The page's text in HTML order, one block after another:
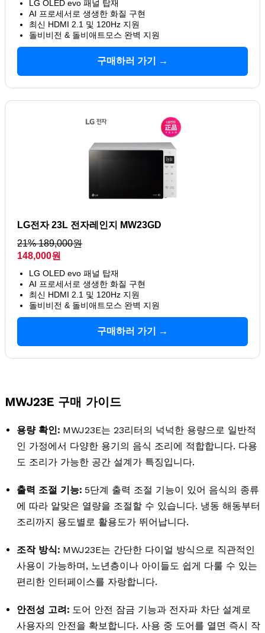
LG OLED evo 패널 탑재
AI 프로세서로 생생한 화질 구현
최신 HDMI 2.1 및 120Hz 지원
돌비비전 & 돌비애트모스 완벽 지원
구매하러 가기 →
LG전자 23L 전자레인지 MW23GD
21% 189,000원
148,000원
LG OLED evo 패널 탑재
AI 프로세서로 생생한 화질 구현
최신 HDMI 2.1 및 120Hz 지원
돌비비전 & 돌비애트모스 완벽 지원
구매하러 가기 →
MWJ23E 구매 가이드
용량 확인: MWJ23E는 23리터의 넉넉한 용량으로 일반적
인 가정에서 다양한 용기의 음식 조리에 적합합니다. 다용
도 조리가 가능한 공간 설계가 특징입니다.
출력 조절 기능: 5단계 출력 조절 기능이 있어 음식의 종류
에 따라 알맞은 열량을 조절할 수 있습니다. 냉동 해동부터
조리까지 용도별로 활용도가 뛰어납니다.
조작 방식: MWJ23E는 간단한 다이얼 방식으로 직관적인
사용이 가능하며, 노년층이나 아이들도 쉽게 다룰 수 있는
편리한 인터페이스를 자랑합니다.
안전성 고려: 도어 안전 잠금 기능과 전자파 차단 설계로
사용자의 안전을 확보합니다. 사용 중 도어를 열면 즉시 작